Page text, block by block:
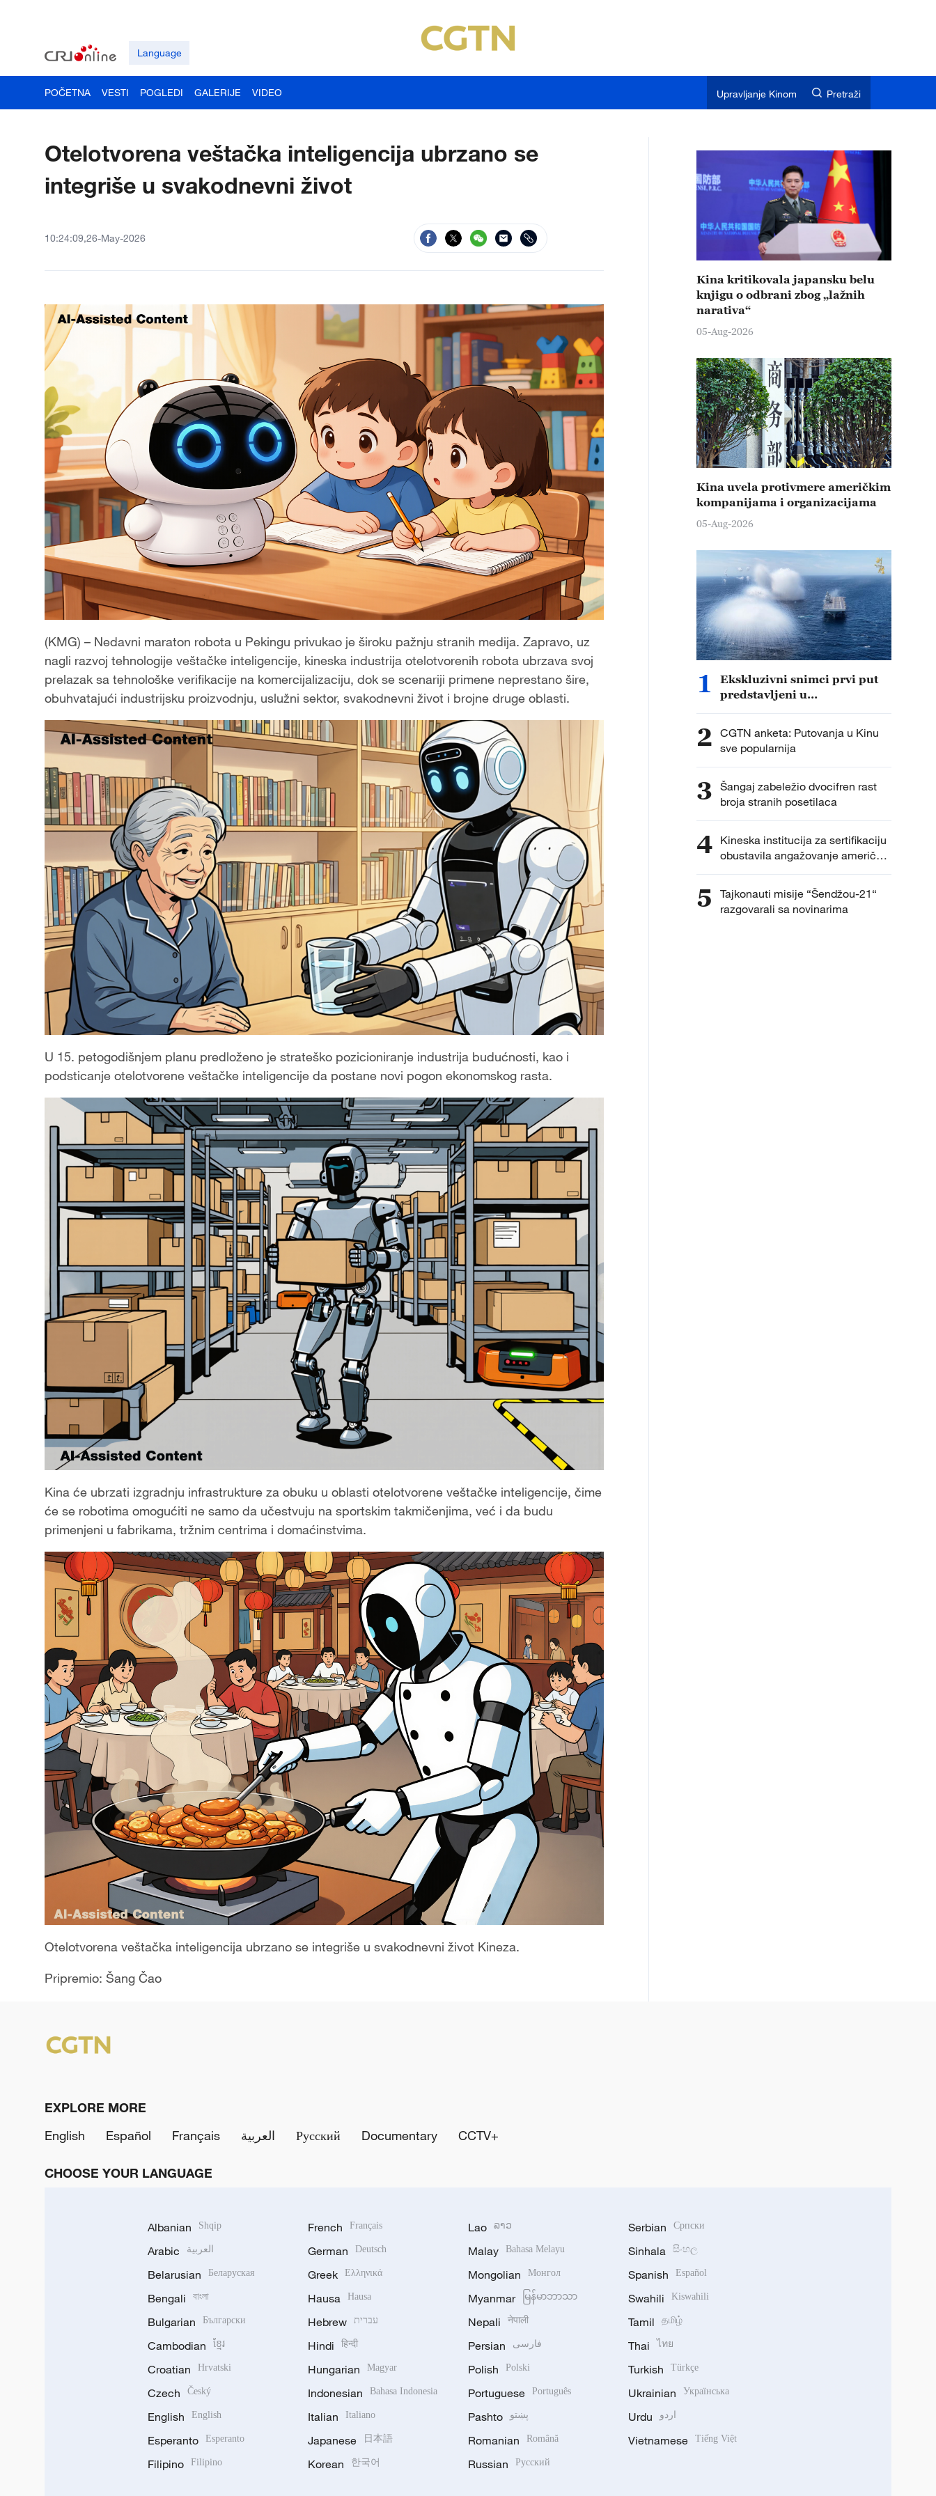
Language
POČETNA VESTI POGLEDI GALERIJE VIDEO Upravljanje Kinom Pretraži
Otelotvorena veštačka inteligencija ubrzano se
integriše u svakodnevni život
10:24:09,26-May-2026
(KMG) – Nedavni maraton robota u Pekingu privukao je široku pažnju stranih medija. Zapravo, uz
nagli razvoj tehnologije veštačke inteligencije, kineska industrija otelotvorenih robota ubrzava svoj
prelazak sa tehnološke verifikacije na komercijalizaciju, dok se scenariji primene neprestano šire,
obuhvatajući industrijsku proizvodnju, uslužni sektor, svakodnevni život i brojne druge oblasti.
U 15. petogodišnjem planu predloženo je strateško pozicioniranje industrija budućnosti, kao i
podsticanje otelotvorene veštačke inteligencije da postane novi pogon ekonomskog rasta.
Kina će ubrzati izgradnju infrastrukture za obuku u oblasti otelotvorene veštačke inteligencije, čime
će se robotima omogućiti ne samo da učestvuju na sportskim takmičenjima, već i da budu
primenjeni u fabrikama, tržnim centrima i domaćinstvima.
Otelotvorena veštačka inteligencija ubrzano se integriše u svakodnevni život Kineza.
Pripremio: Šang Čao
Kina kritikovala japansku belu
knjigu o odbrani zbog „lažnih
narativa“
05-Aug-2026
Kina uvela protivmere američkim
kompanijama i organizacijama
05-Aug-2026
1
Ekskluzivni snimci prvi put
predstavljeni u
2 CGTN anketa: Putovanja u Kinu
sve popularnija
3 Šangaj zabeležio dvocifren rast
broja stranih posetilaca
4 Kineska institucija za sertifikaciju
obustavila angažovanje američkih
agencija za sprovođenje
5
Tajkonauti misije “Šendžou-21“
razgovarali sa novinarima
EXPLORE MORE
English
Español Français العربية Русский Documentary CCTV+
CHOOSE YOUR LANGUAGE
Albanian Shqip
Arabic العربية
Belarusian Беларуская
Bengali বাংলা
Bulgarian Български
Cambodian ខ្មែរ
Croatian Hrvatski
Czech Český
English English
Esperanto Esperanto
Filipino Filipino
French Français
German Deutsch
Greek Ελληνικά
Hausa Hausa
Hebrew עברית
Hindi हिन्दी
Hungarian Magyar
Indonesian Bahasa Indonesia
Italian Italiano
Japanese 日本語
Korean 한국어
Lao ລາວ
Malay Bahasa Melayu
Mongolian Монгол
Myanmar မြန်မာဘာသာ
Nepali नेपाली
Persian فارسی
Polish Polski
Portuguese Português
Pashto پښتو
Romanian Română
Russian Русский
Serbian Српски
Sinhala සිංහල
Spanish Español
Swahili Kiswahili
Tamil தமிழ்
Thai ไทย
Turkish Türkçe
Ukrainian Українська
Urdu اردو
Vietnamese Tiếng Việt